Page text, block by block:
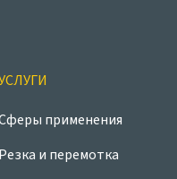
применения
Резка и перемотка